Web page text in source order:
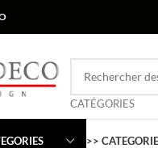
CATÉGORIES
>>